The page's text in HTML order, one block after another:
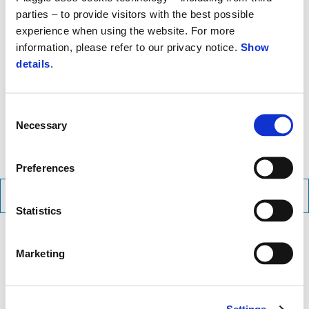
parties – to provide visitors with the best possible
experience when using the website. For more
information, please refer to our privacy notice. Show
details
Selection
Necessary
Preferences
Statistics
Marketing
prvky, jako jsou světlomety, přístrojová deska a kryt převodovky.
Luxusní vzhled ještě podtrhuje sedadlo z dvojitého černého
materiálus kontrastním prošíváním, které navíc nabízí maximální
pohodlí. Velká kola bez problémů zapadají do celkového štíhlého
Piaggio a dodává skútru jedinečný a nezaměnitelný charakter.